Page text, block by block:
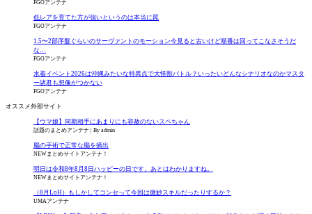
FGOアンテナ
低レアを育てた方が強いというのは本当に罠
FGOアンテナ
1.5〜2部序盤ぐらいのサーヴァントのモーション今見ると古いけど順番は回ってこなさそうだ
な…
FGOアンテナ
水着イベント2026は沖縄みたいな特異点で大怪獣バトル？いったいどんなシナリオなのかマスタ
ー諸君も想像がつかない
FGOアンテナ
オススメ外部サイト
【ウマ娘】同期相手にあまりにも容赦のないスペちゃん
話題のまとめアンテナ By admin
脳の手術で正常な脳を摘出
NEWまとめサイトアンテナ！
明日は令和8年8月8日ハッピーの日です。あとはわかりますね。
NEWまとめサイトアンテナ！
（8月LoH）もしかしてコンセって今回は微妙スキルだったりするか？
UMAアンテナ